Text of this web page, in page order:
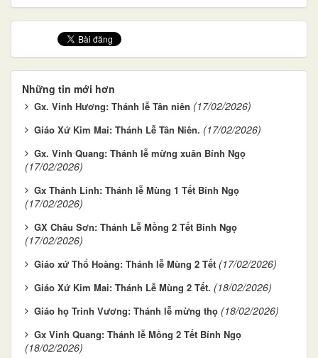
Những tin mới hơn
Gx. Vinh Hương: Thánh lễ Tân niên (17/02/2026)
Giáo Xứ Kim Mai: Thánh Lễ Tân Niên. (17/02/2026)
Gx. Vinh Quang: Thánh lễ mừng xuân Bính Ngọ
(17/02/2026)
Gx Thánh Linh: Thánh lễ Mùng 1 Tết Bính Ngọ
(17/02/2026)
GX Châu Sơn: Thánh Lễ Mồng 2 Tết Bính Ngọ
(17/02/2026)
Giáo xứ Thổ Hoàng: Thánh lễ Mùng 2 Tết (17/02/2026)
Giáo Xứ Kim Mai: Thánh Lễ Mùng 2 Tết. (18/02/2026)
Giáo họ Trinh Vương: Thánh lễ mừng thọ (18/02/2026)
Gx Vinh Quang: Thánh lễ Mồng 2 Tết Bính Ngọ
(18/02/2026)